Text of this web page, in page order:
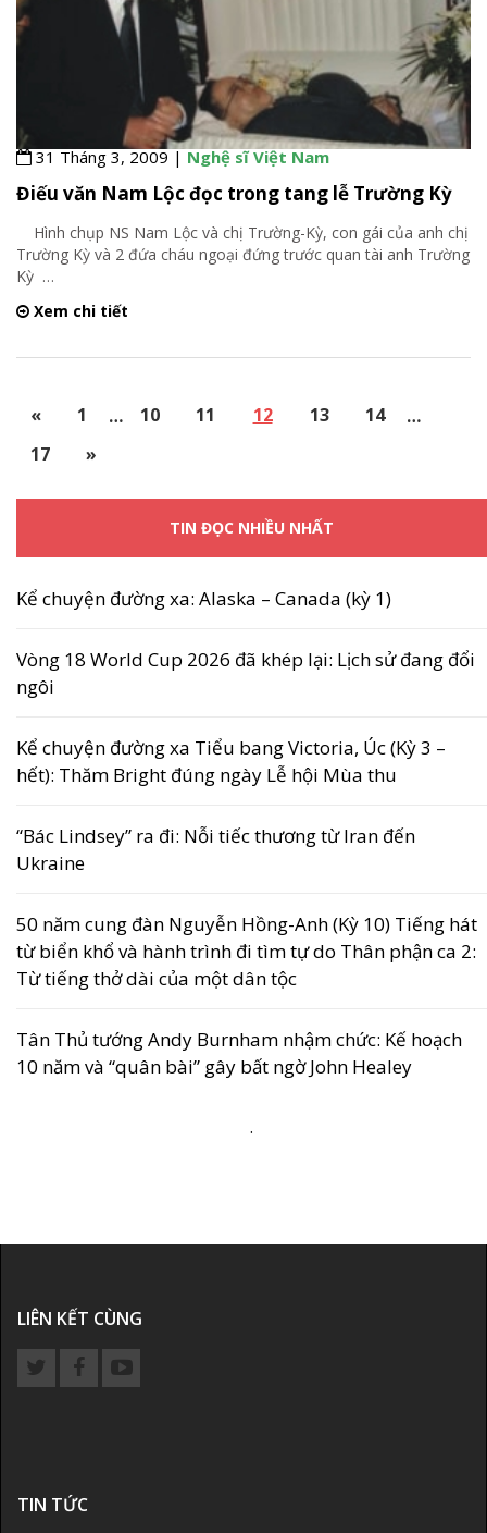
31 Tháng 3, 2009 |Nghệ sĩ Việt Nam
Điếu văn Nam Lộc đọc trong tang lễ Trường Kỳ
Hình chụp NS Nam Lộc và chị Trường-Kỳ, con gái của anh chị
Trường Kỳ và 2 đứa cháu ngoại đứng trước quan tài anh Trường
Kỳ …
Xem chi tiết
« 1 … 10 11 12 13 14
…
17
»
TIN ĐỌC NHIỀU NHẤT
Kể chuyện đường xa: Alaska – Canada (kỳ 1)
Vòng 18 World Cup 2026 đã khép lại: Lịch sử đang đổi
ngôi
Kể chuyện đường xa Tiểu bang Victoria, Úc (Kỳ 3 –
hết): Thăm Bright đúng ngày Lễ hội Mùa thu
“Bác Lindsey” ra đi: Nỗi tiếc thương từ Iran đến
Ukraine
50 năm cung đàn Nguyễn Hồng-Anh (Kỳ 10) Tiếng hát
từ biển khổ và hành trình đi tìm tự do Thân phận ca 2:
Từ tiếng thở dài của một dân tộc
Tân Thủ tướng Andy Burnham nhậm chức: Kế hoạch
10 năm và “quân bài” gây bất ngờ John Healey
.
LIÊN KẾT CÙNG
TIN TỨC